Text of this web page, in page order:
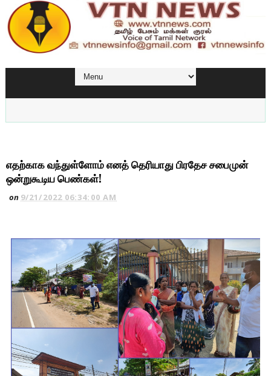
எதற்காக வந்துள்ளோம் எனத் தெரியாது பிரதேச சபைமுன்
ஒன்றுகூடிய பெண்கள்!
on 9/21/2022 06:34:00 AM